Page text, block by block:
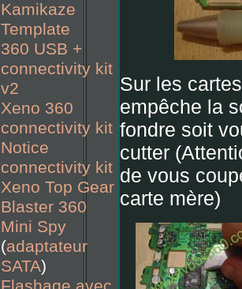
Kamikaze
Template
360 USB +
connectivity kit
v2
Xeno 360
connectivity kit
Notice
connectivity kit
Xeno Top Gear
Blaster 360
Mini Spy
(adaptateur
SATA)
Sur les
empêche la
fondre soit
cutter
de vous
carte mère)